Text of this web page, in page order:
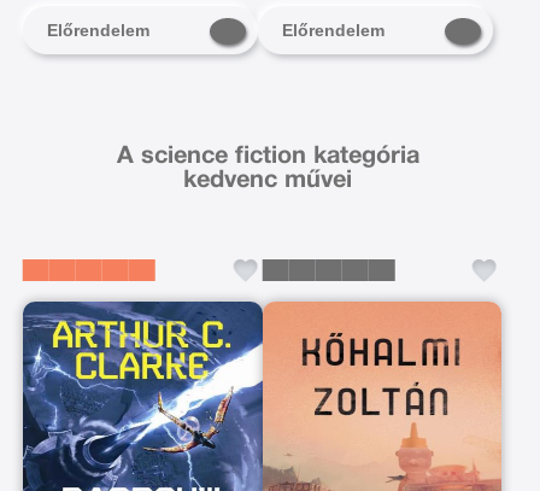
Előrendelem Előrendelem
A science fiction kategória
kedvenc művei